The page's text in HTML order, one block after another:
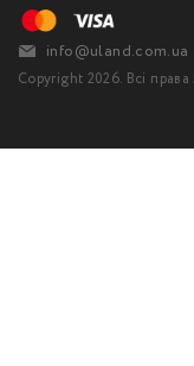
Copyright 2026. Всі права
info@uland.com.ua